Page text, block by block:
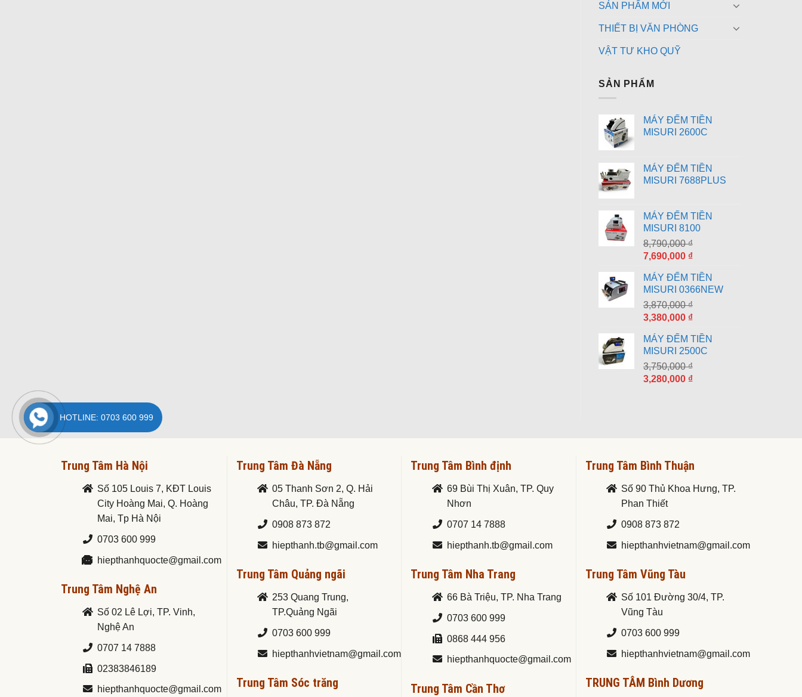
SẢN PHẨM MỚI
THIẾT BỊ VĂN PHÒNG
VẬT TƯ KHO QUỸ
SẢN PHẨM
MÁY ĐẾM TIỀN
MISURI 2600C
MÁY ĐẾM TIỀN
MISURI 7688PLUS
MÁY ĐẾM TIỀN
MISURI 8100
8,790,000₫
Giá
là:
8,790,000 ₫.
7,690,000 ₫Giá
tại
là:
7,690,000 ₫.
MÁY ĐẾM TIỀN
MISURI 0366NEW
3,870,000₫
Giá
là:
3,870,000 ₫.
3,380,000 ₫Giá
tại
là:
3,380,000 ₫.
MÁY ĐẾM TIỀN
MISURI 2500C
3,750,000₫
Giá
3,280,000 ₫Giá
Trung Tâm Hà Nội
Số 105 Louis 7, KĐT Louis
City Hoàng Mai, Q. Hoàng
Mai, Tp Hà Nội
0703 600 999
hiepthanhquocte@gmail.com
Trung Tâm Nghệ An
Số 02 Lê Lợi, TP. Vinh,
Nghệ An
0707 14 7888
02383846189
hiepthanhquocte@gmail.com
Trung Tâm Đà Nẵng
05 Thanh Sơn 2, Q. Hải
Châu, TP. Đà Nẵng
0908 873 872
hiepthanh.tb@gmail.com
Trung Tâm Quảng ngãi
253 Quang Trung,
TP.Quảng Ngãi
0703 600 999
hiepthanhvietnam@gmail.com
Trung Tâm Sóc trăng
Trung Tâm Bình định
69 Bùi Thị Xuân, TP. Quy
Nhơn
0707 14 7888
hiepthanh.tb@gmail.com
Trung Tâm Nha Trang
66 Bà Triệu, TP. Nha Trang
0703 600 999
0868 444 956
hiepthanhquocte@gmail.com
Trung Tâm Cần Thơ
Trung Tâm Bình Thuận
Số 90 Thủ Khoa Hưng, TP.
Phan Thiết
0908 873 872
hiepthanhvietnam@gmail.com
Trung Tâm Vũng Tàu
Số 101 Đường 30/4, TP.
Vũng Tàu
0703 600 999
hiepthanhvietnam@gmail.com
TRUNG TÂM Bình Dương
HOTLINE: 0703 600 999